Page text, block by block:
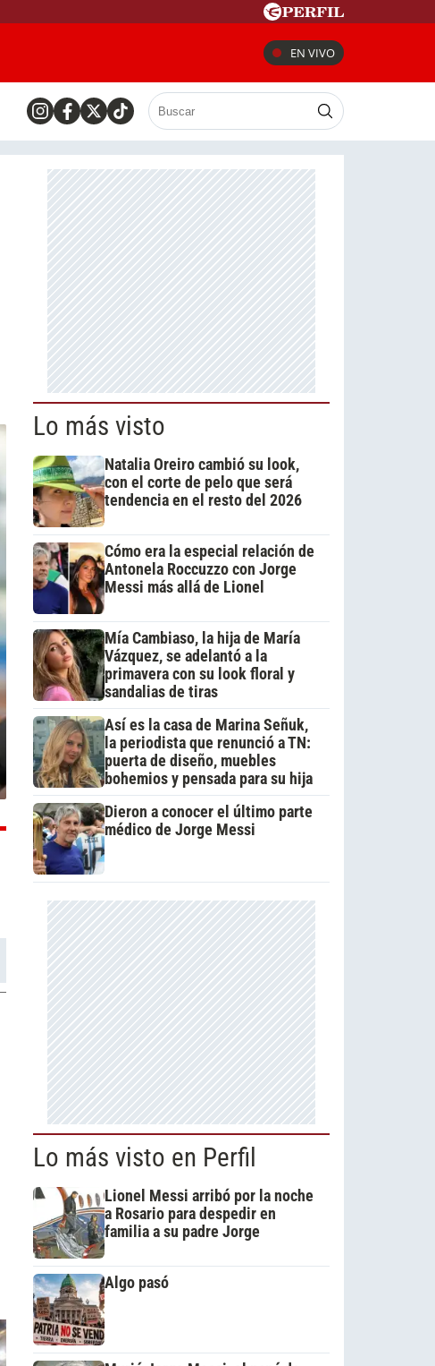
EN VIVO
Lo más visto
Natalia Oreiro cambió su look,
con el corte de pelo que será
tendencia en el resto del 2026
Cómo era la especial relación de
Antonela Roccuzzo con Jorge
Messi más allá de Lionel
Mía Cambiaso, la hija de María
Vázquez, se adelantó a la
primavera con su look floral y
sandalias de tiras
Así es la casa de Marina Señuk,
la periodista que renunció a TN:
puerta de diseño, muebles
bohemios y pensada para su hija
Dieron a conocer el último parte
médico de Jorge Messi
Lo más visto en Perfil
Lionel Messi arribó por la noche
a Rosario para despedir en
familia a su padre Jorge
Algo pasó